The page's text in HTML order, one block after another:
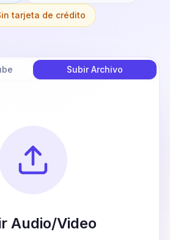
tarjeta de crédito
Subir Archivo
Audio/Video